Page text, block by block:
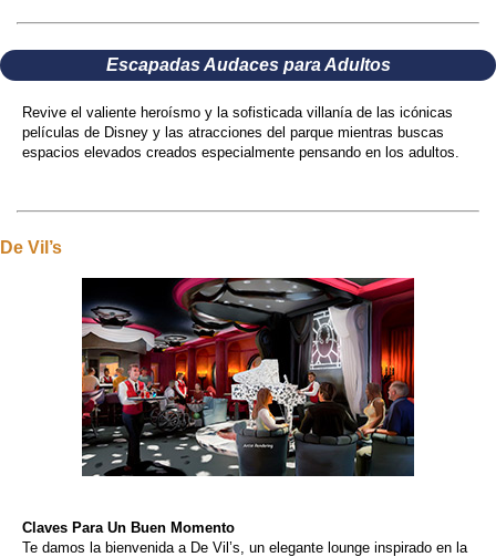
Escapadas Audaces para Adultos
Revive el valiente heroísmo y la sofisticada villanía de las icónicas
películas de Disney y las atracciones del parque mientras buscas
espacios elevados creados especialmente pensando en los adultos.
De Vil’s
Claves Para Un Buen Momento
Te damos la bienvenida a De Vil’s, un elegante lounge inspirado en la